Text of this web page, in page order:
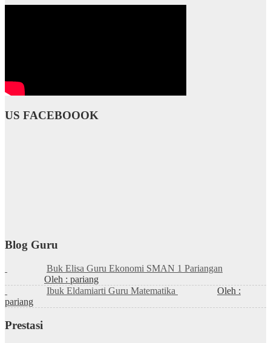
US FACEBOOOK
Blog Guru
Buk Elisa Guru Ekonomi SMAN 1 Pariangan
Oleh : pariang
Ibuk Eldamiarti Guru Matematika
Oleh :
pariang
Prestasi